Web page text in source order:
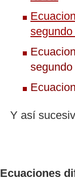
segundo
Y así
Ecuaciones